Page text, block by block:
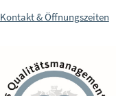
Kontakt & Öffnungszeiten